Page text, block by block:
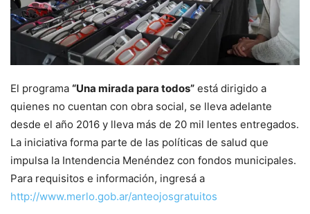
El programa “Una mirada para todos” está dirigido a
quienes no cuentan con obra social, se lleva adelante
desde el año 2016 y lleva más de 20 mil lentes entregados.
La iniciativa forma parte de las políticas de salud que
impulsa la Intendencia Menéndez con fondos municipales.
Para requisitos e información, ingresá a
http://www.merlo.gob.ar/anteojosgratuitos